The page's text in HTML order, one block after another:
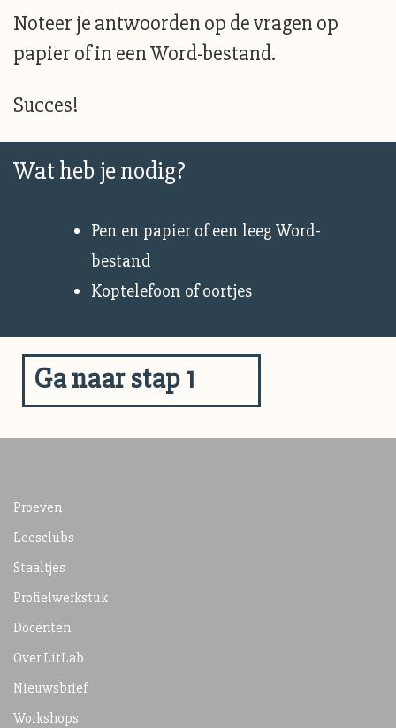
Noteer je antwoorden op de vragen op
papier of in een Word-bestand.
Succes!
Wat heb je nodig?
Pen en papier of een leeg Word-
bestand
Koptelefoon of oortjes
Ga naar stap 1
Proeven
Leesclubs
Staaltjes
Profielwerkstuk
Docenten
Over LitLab
Nieuwsbrief
Workshops